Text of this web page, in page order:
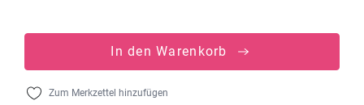
In den Warenkorb
Zum Merkzettel hinzufügen